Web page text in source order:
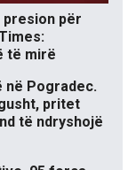
presion për
të mirë
në Pogradec.
pritet
të ndryshojë